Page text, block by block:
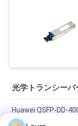
光学トランシーバ
Huawei QSFP-DD-
カルトランシーバー